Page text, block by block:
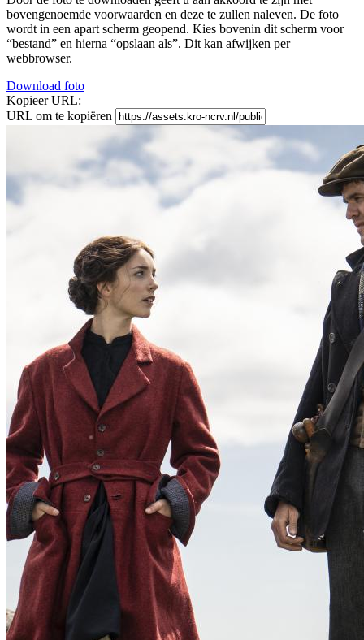
bovengenoemde voorwaarden en deze te zullen naleven. De foto
wordt in een apart scherm geopend. Kies bovenin dit scherm voor
“bestand” en hierna “opslaan als”. Dit kan afwijken per
webbrowser.
Download foto
Kopieer URL:
URL om te kopiëren